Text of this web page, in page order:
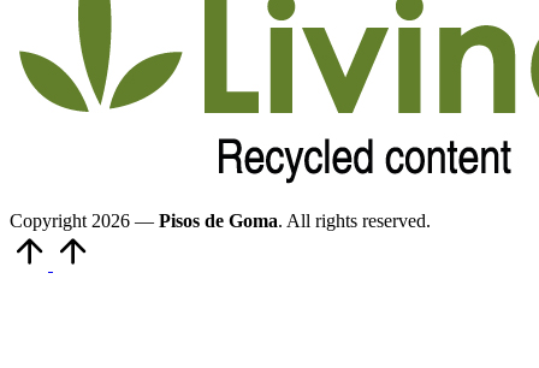
Copyright 2026 — Pisos de Goma. All rights reserved.